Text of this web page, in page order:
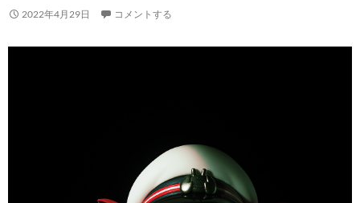
2022年4月29日 コメントする